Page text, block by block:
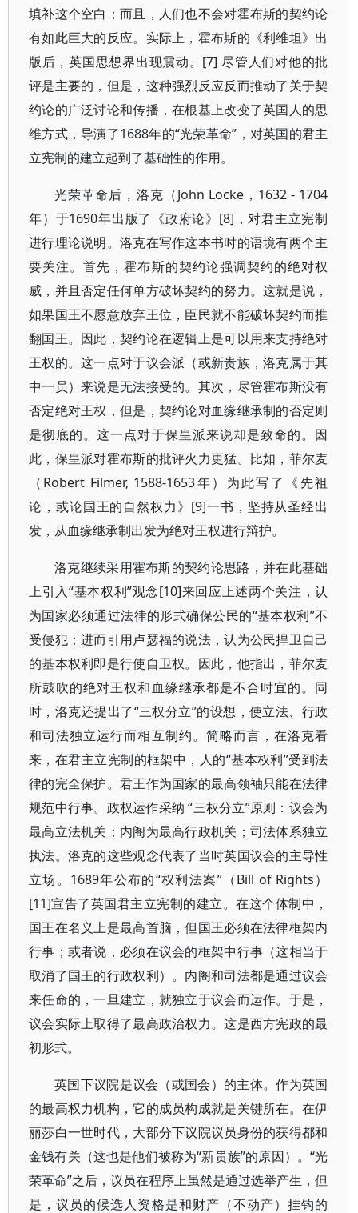
填补这个空白；而且，人们也不会对霍布斯的契约论
有如此巨大的反应。实际上，霍布斯的《利维坦》出
版后，英国思想界出现震动。[7] 尽管人们对他的批
评是主要的，但是，这种强烈反应反而推动了关于契
约论的广泛讨论和传播，在根基上改变了英国人的思
维方式，导演了1688年的“光荣革命”，对英国的君主
立宪制的建立起到了基础性的作用。
光荣革命后，洛克（John Locke，1632 - 1704
年）于1690年出版了《政府论》[8]，对君主立宪制
进行理论说明。洛克在写作这本书时的语境有两个主
要关注。首先，霍布斯的契约论强调契约的绝对权
威，并且否定任何单方破坏契约的努力。这就是说，
如果国王不愿意放弃王位，臣民就不能破坏契约而推
翻国王。因此，契约论在逻辑上是可以用来支持绝对
王权的。这一点对于议会派（或新贵族，洛克属于其
中一员）来说是无法接受的。其次，尽管霍布斯没有
否定绝对王权，但是，契约论对血缘继承制的否定则
是彻底的。这一点对于保皇派来说却是致命的。因
此，保皇派对霍布斯的批评火力更猛。比如，菲尔麦
（Robert Filmer, 1588-1653年）为此写了《先祖
论，或论国王的自然权力》[9]一书，坚持从圣经出
发，从血缘继承制出发为绝对王权进行辩护。
洛克继续采用霍布斯的契约论思路，并在此基础
上引入“基本权利”观念[10]来回应上述两个关注，认
为国家必须通过法律的形式确保公民的“基本权利”不
受侵犯；进而引用卢瑟福的说法，认为公民捍卫自己
的基本权利即是行使自卫权。因此，他指出，菲尔麦
所鼓吹的绝对王权和血缘继承都是不合时宜的。同
时，洛克还提出了“三权分立”的设想，使立法、行政
和司法独立运行而相互制约。简略而言，在洛克看
来，在君主立宪制的框架中，人的“基本权利”受到法
律的完全保护。君王作为国家的最高领袖只能在法律
规范中行事。政权运作采纳 “三权分立”原则：议会为
最高立法机关；内阁为最高行政机关；司法体系独立
执法。洛克的这些观念代表了当时英国议会的主导性
立场。1689年公布的“权利法案”（Bill of Rights）
[11]宣告了英国君主立宪制的建立。在这个体制中，
国王在名义上是最高首脑，但国王必须在法律框架内
行事；或者说，必须在议会的框架中行事（这相当于
取消了国王的行政权利）。内阁和司法都是通过议会
来任命的，一旦建立，就独立于议会而运作。于是，
议会实际上取得了最高政治权力。这是西方宪政的最
初形式。
英国下议院是议会（或国会）的主体。作为英国
的最高权力机构，它的成员构成就是关键所在。在伊
丽莎白一世时代，大部分下议院议员身份的获得都和
金钱有关（这也是他们被称为“新贵族”的原因）。“光
荣革命”之后，议员在程序上虽然是通过选举产生，但
是，议员的候选人资格是和财产（不动产）挂钩的